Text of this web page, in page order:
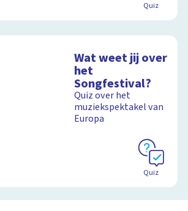
Quiz
Wat weet jij over
het
Songfestival?
Quiz over het
muziekspektakel van
Europa
Quiz